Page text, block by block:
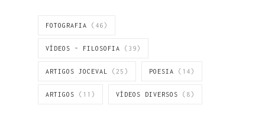
FOTOGRAFIA (46)
VÍDEOS - FILOSOFIA (39)
ARTIGOS JOCEVAL (25) POESIA (14)
ARTIGOS (11) VÍDEOS DIVERSOS (8)